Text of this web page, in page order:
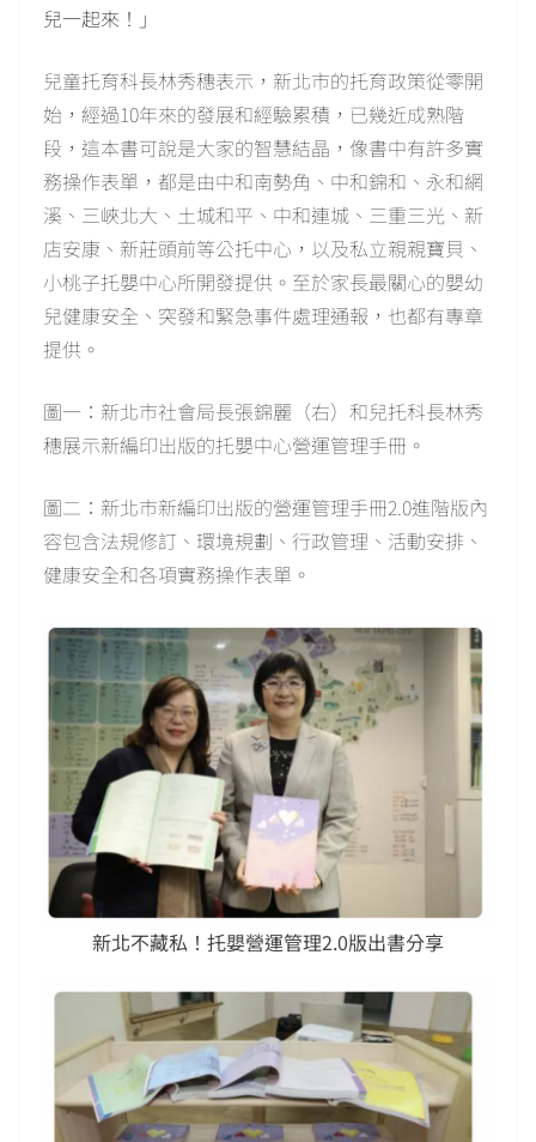
兒一起來！」
兒童托育科長林秀穗表示，新北市的托育政策從零開
始，經過10年來的發展和經驗累積，已幾近成熟階
段，這本書可說是大家的智慧結晶，像書中有許多實
務操作表單，都是由中和南勢角、中和錦和、永和網
溪、三峽北大、土城和平、中和連城、三重三光、新
店安康、新莊頭前等公托中心，以及私立親親寶貝、
小桃子托嬰中心所開發提供。至於家長最關心的嬰幼
兒健康安全、突發和緊急事件處理通報，也都有專章
提供。
圖一：新北市社會局長張錦麗（右）和兒托科長林秀
穗展示新編印出版的托嬰中心營運管理手冊。
圖二：新北市新編印出版的營運管理手冊2.0進階版內
容包含法規修訂、環境規劃、行政管理、活動安排、
健康安全和各項實務操作表單。
新北不藏私！托嬰營運管理2.0版出書分享